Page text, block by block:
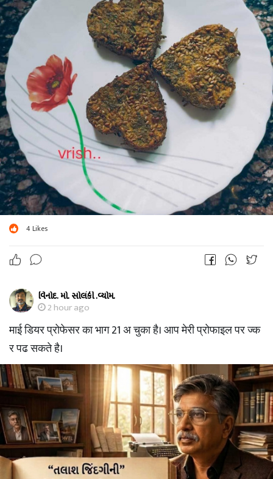
4Likes
વિનોદ. મો. સોલંકી .વ્યોમ.
2 hour ago
माई डियर प्रोफेसर का भाग 21 अ चुका है। आप मेरी प्रोफाइल पर ज्क
र पढ सकते है।